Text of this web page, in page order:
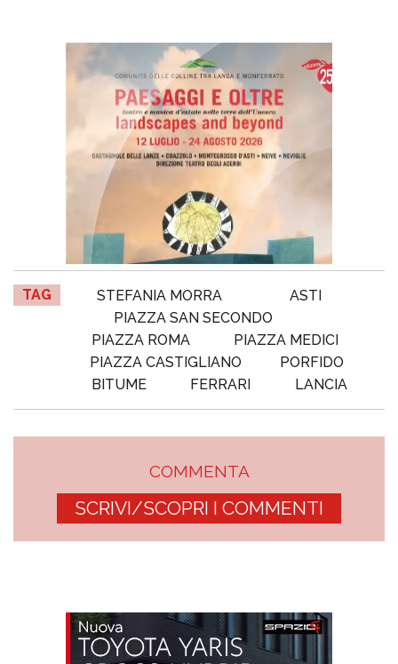
TAG STEFANIA MORRA
ASTI
PIAZZA SAN SECONDO
PIAZZA ROMA
PIAZZA MEDICI
PIAZZA CASTIGLIANO
PORFIDO
BITUME
FERRARI LANCIA
COMMENTA
SCRIVI/SCOPRI I COMMENTI